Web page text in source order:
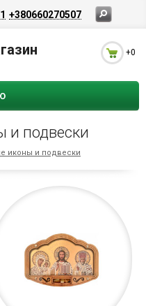
+380660270507
+0
и подвески
иконы и подвески